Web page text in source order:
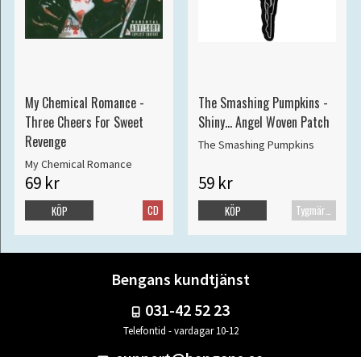
My Chemical Romance -
Three Cheers For Sweet
Revenge
My Chemical Romance
69 kr
CD
KÖP
The Smashing Pumpkins -
Shiny... Angel Woven Patch
The Smashing Pumpkins
59 kr
Tygmärke
KÖP
Bengans kundtjänst
031-42 52 23
Telefontid - vardagar 10-12